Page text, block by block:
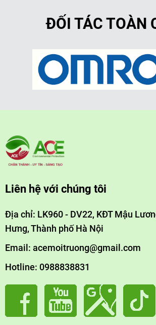
ĐỐI TÁC TOÀN
Liên hệ với chúng tôi
Địa chỉ: LK960 - DV22, KĐT Mậu
Hưng, Thành phố Hà Nội
Email: acemoitruong@gmail.com
Hotline: 0988838831